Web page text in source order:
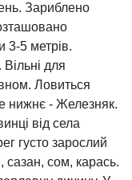
Зариблено
3-5 метрів.
для
Ловиться
нижнє - Железняк.
від села
густо зарослий
сом, карась.